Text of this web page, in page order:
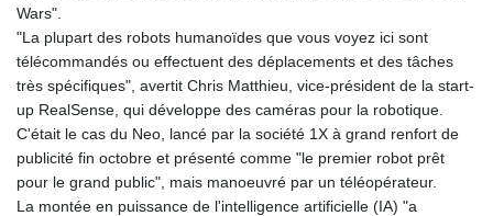
Wars".
"La plupart des robots humanoïdes que vous voyez ici sont
télécommandés ou effectuent des déplacements et des tâches
très spécifiques", avertit Chris Matthieu, vice-président de la start-
up RealSense, qui développe des caméras pour la robotique.
C'était le cas du Neo, lancé par la société 1X à grand renfort de
publicité fin octobre et présenté comme "le premier robot prêt
pour le grand public", mais manoeuvré par un téléopérateur.
La montée en puissance de l'intelligence artificielle (IA) "a